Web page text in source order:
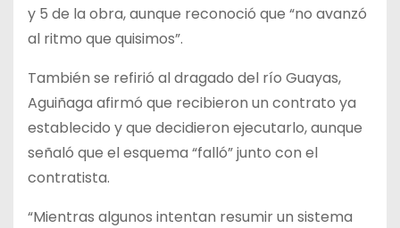
y 5 de la obra, aunque reconoció que “no avanzó
al ritmo que quisimos”.
También se refirió al dragado del río Guayas,
Aguiñaga afirmó que recibieron un contrato ya
establecido y que decidieron ejecutarlo, aunque
señaló que el esquema “falló” junto con el
contratista.
“Mientras algunos intentan resumir un sistema